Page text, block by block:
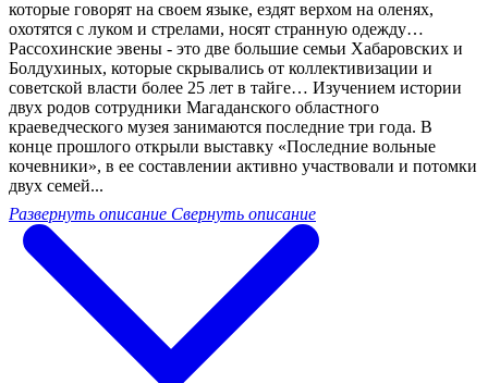
которые говорят на своем языке, ездят верхом на оленях,
охотятся с луком и стрелами, носят странную одежду…
Рассохинские эвены - это две большие семьи Хабаровских и
Болдухиных, которые скрывались от коллективизации и
советской власти более 25 лет в тайге… Изучением истории
двух родов сотрудники Магаданского областного
краеведческого музея занимаются последние три года. В
конце прошлого открыли выставку «Последние вольные
кочевники», в ее составлении активно участвовали и потомки
двух семей...
Развернуть описание Свернуть описание